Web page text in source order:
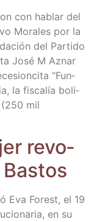
con hablar del
Mora­les por la
del Par­ti­do
José M Aznar
“Fun­
la fis­ca­lía boli­
mil
revo­
Eva Forest, el 19
en su